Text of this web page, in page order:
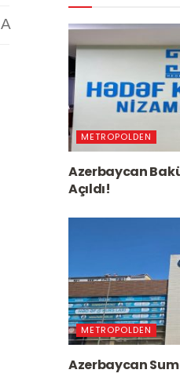
A
METROPOLDEN
Azerbaycan
Açıldı!
METROPOLDEN
Azerbaycan